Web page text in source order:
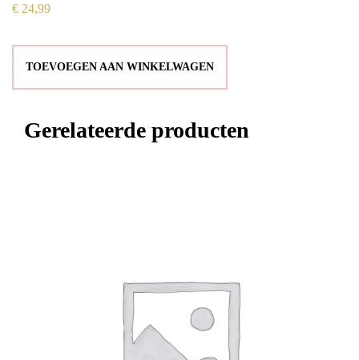
€ 24,99
TOEVOEGEN AAN WINKELWAGEN
Gerelateerde producten